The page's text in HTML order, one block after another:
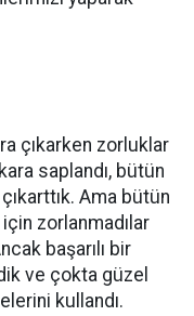
çıkarken zorluklar
saplandı, bütün
Ama bütün
zorlanmadılar
başarılı bir
ve çokta güzel
kullandı.